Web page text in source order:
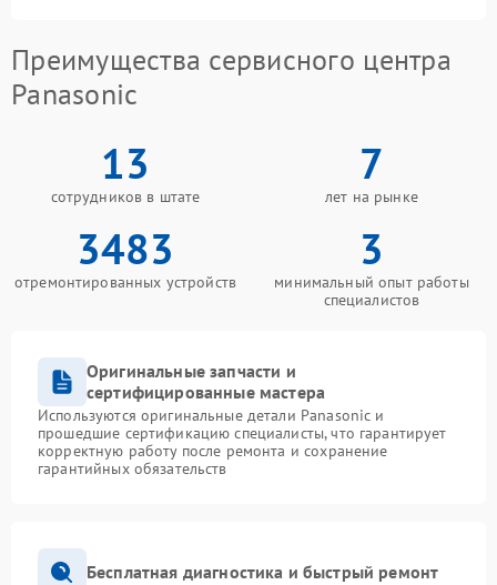
Преимущества сервисного центра
Panasonic
13
сотрудников в штате
7
лет на рынке
3483
отремонтированных устройств
3
минимальный опыт работы
специалистов
Оригинальные запчасти и
сертифицированные мастера
Используются оригинальные детали Panasonic и
прошедшие сертификацию специалисты, что гарантирует
корректную работу после ремонта и сохранение
гарантийных обязательств
Бесплатная диагностика и быстрый ремонт